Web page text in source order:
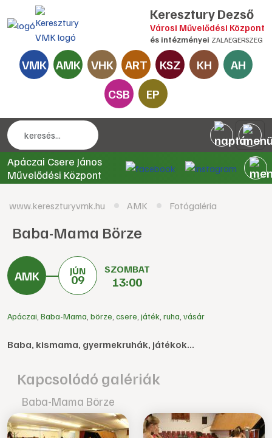
Keresztury Dezső
Városi Művelődési Központ
és intézményei ZALAEGERSZEG
VMK AMK VHK ART KSZ KH
AH
CSB
EP
Apáczai Csere János
Művelődési Központ
www.kereszturyvmk.hu AMK Fotógaléria
Baba-Mama Börze
JÚN
09
SZOMBAT
13:00
Apáczai Baba-Mama börze csere játék ruha vásár
Baba, kismama, gyermekruhák, játékok...
Kapcsolódó galériák
Baba-Mama Börze